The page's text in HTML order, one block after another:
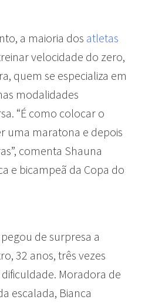
a maioria dos atletas
velocidade do zero,
quem se especializa em
modalidades
“É como colocar o
uma maratona e depois
comenta Shauna
e bicampeã da Copa do
de surpresa a
32 anos, três vezes
Moradora de
escalada, Bianca